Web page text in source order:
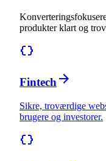
produkter klart og
Fintech
Sikre, troværdige
brugere og investorer.